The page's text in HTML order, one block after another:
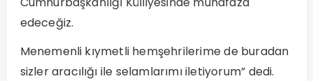
edeceğiz.
Menemenli kıymetli hemşehrilerime de buradan
sizler aracılığı ile selamlarımı iletiyorum” dedi.